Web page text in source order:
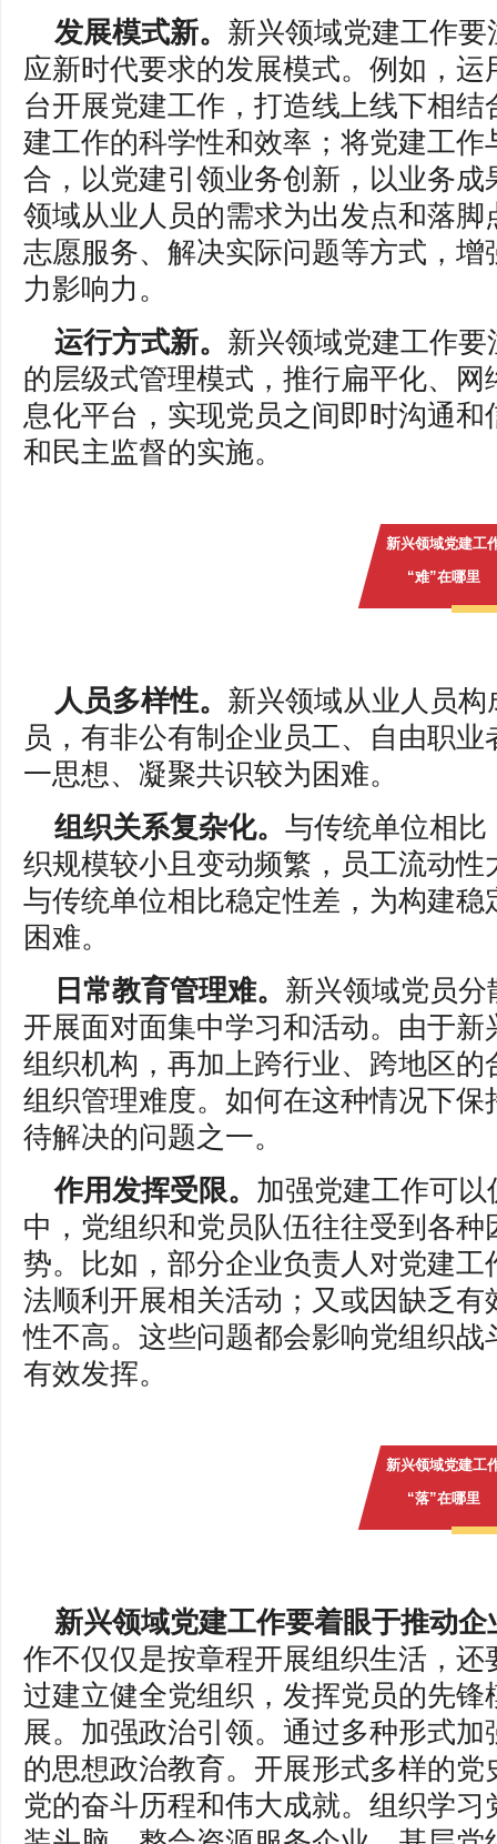
发展模式新。 新兴领域党建工作
应新时代要求的发展模式。例如，
台开展党建工作，打造线上线下相
建工作的科学性和效率；将党建工
合，以党建引领业务创新，以业务
领域从业人员的需求为出发点和落
志愿服务、解决实际问题等方式，
力影响力。
运行方式新。 新兴领域党建工作
的层级式管理模式，推行扁平化、
息化平台，实现党员之间即时沟通
和民主监督的实施。
新兴领域党建工
“难”在哪里
人员多样性。 新兴领域从业人员
员，有非公有制企业员工、自由职
一思想、凝聚共识较为困难。
组织关系复杂化。 与传统单位相
织规模较小且变动频繁，员工流动
与传统单位相比稳定性差，为构建
困难。
日常教育管理难。 新兴领域党员
开展面对面集中学习和活动。由于
组织机构，再加上跨行业、跨地区
组织管理难度。如何在这种情况下
待解决的问题之一。
作用发挥受限。 加强党建工作可
中，党组织和党员队伍往往受到各
势。比如，部分企业负责人对党建
法顺利开展相关活动；又或因缺乏
性不高。这些问题都会影响党组织
有效发挥。
新兴领域党建工
“落”在哪里
新兴领域党建工作要着眼于推动企
作不仅仅是按章程开展组织生活，
过建立健全党组织，发挥党员的先
展。加强政治引领。通过多种形式
的思想政治教育。开展形式多样的
党的奋斗历程和伟大成就。组织学